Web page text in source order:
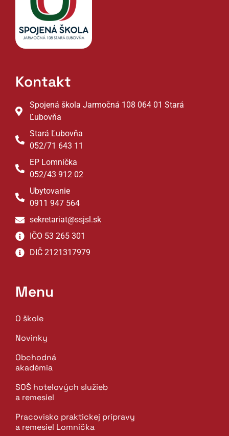
Kontakt
Spojená škola Jarmočná 108 064 01 Stará
Ľubovňa
Stará Ľubovňa
052/71 643 11
EP Lomnička
052/43 912 02
Ubytovanie
0911 947 564
sekretariat@ssjsl.sk
IČO 53 265 301
DIČ 2121317979
Menu
O škole
Novinky
Obchodná
akadémia
SOŠ hotelových služieb
a remesiel
Pracovisko praktickej prípravy
a remesiel Lomnička